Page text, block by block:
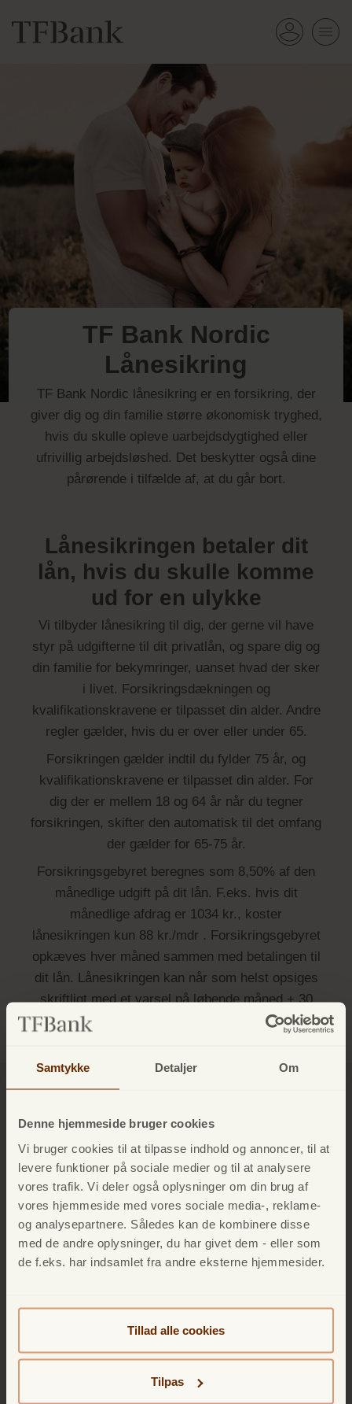
Samtykke Detaljer Om
Denne hjemmeside bruger cookies
Vi bruger cookies til at tilpasse indhold og annoncer, til at
levere funktioner på sociale medier og til at analysere
vores trafik. Vi deler også oplysninger om din brug af
vores hjemmeside med vores sociale media-, reklame-
og analysepartnere. Således kan de kombinere disse
med de andre oplysninger, du har givet dem - eller som
de f.eks. har indsamlet fra andre eksterne hjemmesider.
Tillad alle cookies
Tilpas
TF Bank Nordic
Lånesikring
TF Bank Nordic lånesikring er en forsikring, der
giver dig og din familie større økonomisk tryghed,
hvis du skulle opleve uarbejdsdygtighed eller
ufrivillig arbejdsløshed. Det beskytter også dine
pårørende i tilfælde af, at du går bort.
Lånesikringen betaler dit
lån, hvis du skulle komme
ud for en ulykke
Vi tilbyder lånesikring til dig, der gerne vil have
styr på udgifterne til dit privatlån, og spare dig og
din familie for bekymringer, uanset hvad der sker
i livet. Forsikringsdækningen og
kvalifikationskravene er tilpasset din alder. Andre
regler gælder, hvis du er over eller under 65.
Forsikringen gælder indtil du fylder 75 år, og
kvalifikationskravene er tilpasset din alder. For
dig der er mellem 18 og 64 år når du tegner
forsikringen, skifter den automatisk til det omfang
der gælder for 65-75 år.
Forsikringsgebyret beregnes som 8,50% af den
månedlige udgift på dit lån. F.eks. hvis dit
månedlige afdrag er 1034 kr., koster
lånesikringen kun 88 kr./mdr . Forsikringsgebyret
opkæves hver måned sammen med betalingen til
dit lån. Lånesikringen kan når som helst opsiges
skriftligt med et varsel på løbende måned + 30
LÅNESIKRING
Hvem kan tilslutte sig denne forsikring?
Hvad dækker den?
Hvad dækker den ikke?
Produktinformation Lånesikring (IPID)